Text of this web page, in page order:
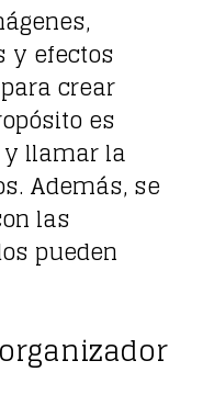
y efectos
crear
es
llamar la
Además, se
las
pueden